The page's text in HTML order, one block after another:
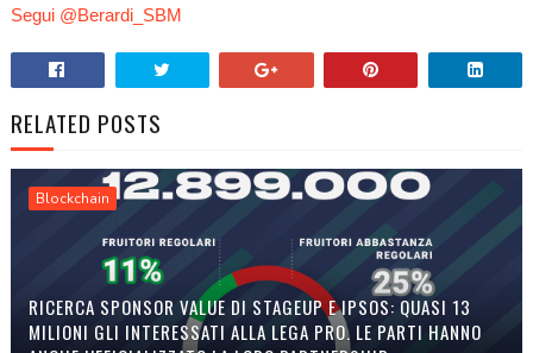
Segui @Berardi_SBM
RELATED POSTS
Blockchain
RICERCA SPONSOR VALUE DI STAGEUP E IPSOS: QUASI 13
MILIONI GLI INTERESSATI ALLA LEGA PRO. LE PARTI HANNO